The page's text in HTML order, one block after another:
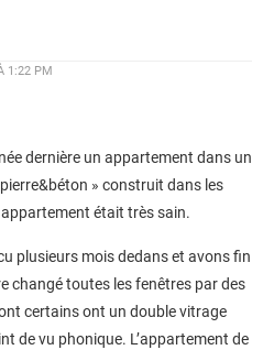
1:22 PM
dernière un appartement dans un
» construit dans les
était très sain.
plusieurs mois dedans et avons fin
changé toutes les fenêtres par des
certains ont un double vitrage
de vu phonique. L’appartement de